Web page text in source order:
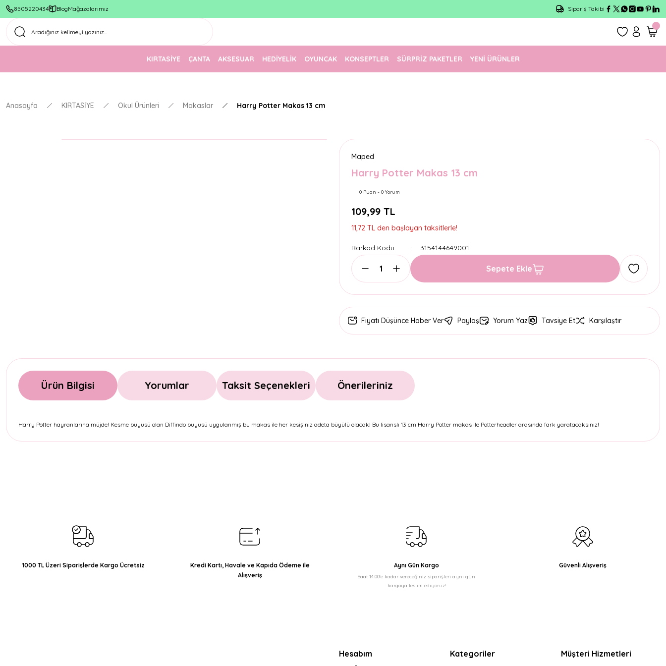
8505220434 BlogMağazalarımız
1500 TL Üzeri Ücretsiz Kargo
Sipariş Takibi
KIRTASİYE ÇANTA AKSESUAR HEDİYELİK OYUNCAK KONSEPTLER SÜRPRİZ PAKETLER YENİ ÜRÜNLER
Anasayfa KIRTASİYE Okul Ürünleri Makaslar Harry Potter Makas 13 cm
Maped
Harry Potter Makas 13 cm
0 Puan - 0 Yorum
109,99 TL
11,72 TL den başlayan taksitlerle!
Barkod Kodu 3154144649001
Sepete Ekle
Fiyatı Düşünce Haber Ver Paylaş Yorum Yaz Tavsiye Et Karşılaştır
Ürün Bilgisi Yorumlar Taksit Seçenekleri Önerileriniz
Harry Potter hayranlarına müjde! Kesme büyüsü olan Diffindo büyüsü uygulanmış bu makas ile her kesişiniz adeta büyülü olacak! Bu lisanslı 13 cm Harry Potter makas ile Potterheadler arasında fark yaratacaksınız!
Ürün fiyatı diğer sitelerden daha pahalı.
Bu ürüne benzer farklı alternatifler olmalı.
1000 TL Üzeri Siparişlerde Kargo Ücretsiz
Kredi Kartı, Havale ve Kapıda Ödeme ile
Alışveriş
Aynı Gün Kargo
Saat 14:00'e kadar vereceğiniz siparişleri aynı gün
kargoya teslim ediyoruz!
Güvenli Alışveriş
Hesabım Kategoriler Müşteri Hizmetleri